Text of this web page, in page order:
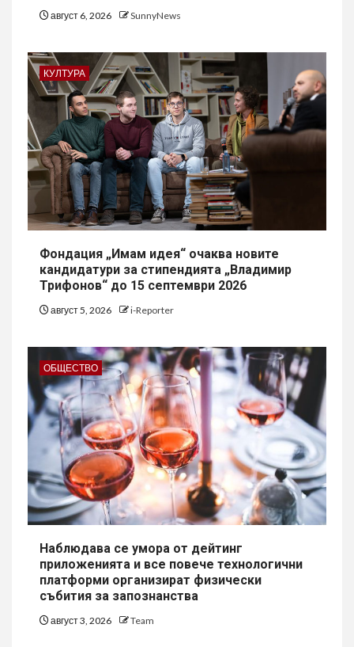
август 6, 2026 SunnyNews
КУЛТУРА
Фондация „Имам идея“ очаква новите
кандидатури за стипендията „Владимир
Трифонов“ до 15 септември 2026
август 5, 2026 i-Reporter
ОБЩЕСТВО
Наблюдава се умора от дейтинг
приложенията и все повече технологични
платформи организират физически
събития за запознанства
август 3, 2026 Team